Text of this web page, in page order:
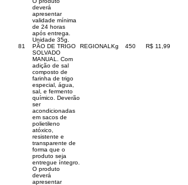
deverá
apresentar
validade mínima
de 24 horas
após entrega.
Unidade 35g.
81
PÃO DE TRIGO
SOLVADO
MANUAL. Com
adição de sal
composto de
farinha de trigo
especial, água,
sal, e fermento
químico. Deverão
ser
acondicionadas
em sacos de
polietileno
atóxico,
resistente e
transparente de
forma que o
produto seja
entregue íntegro.
O produto
deverá
apresentar
REGIONAL Kg 450 R$ 11,99